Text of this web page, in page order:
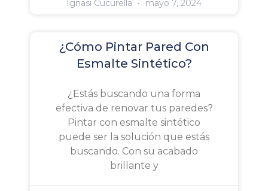
Ignasi Cucurella mayo 7, 2024
¿Cómo Pintar Pared Con
Esmalte Sintético?
¿Estás buscando una forma
efectiva de renovar tus paredes?
Pintar con esmalte sintético
puede ser la solución que estás
buscando. Con su acabado
brillante y